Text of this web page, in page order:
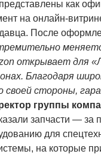
как
на онлайн-
После
открывает для
Благодаря
своей стороны,
группы
запчасти — за
для
на которые